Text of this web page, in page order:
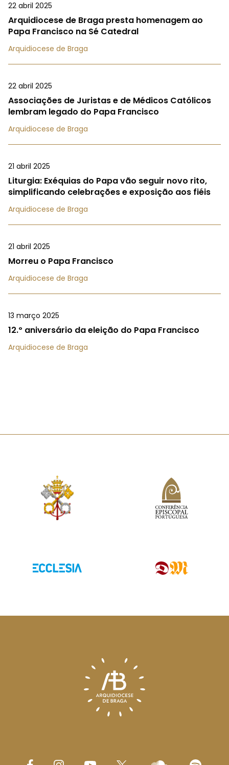
22 abril 2025
Arquidiocese de Braga presta homenagem ao
Papa Francisco na Sé Catedral
Arquidiocese de Braga
22 abril 2025
Associações de Juristas e de Médicos Católicos
lembram legado do Papa Francisco
Arquidiocese de Braga
21 abril 2025
Liturgia: Exéquias do Papa vão seguir novo rito,
simplificando celebrações e exposição aos fiéis
Arquidiocese de Braga
21 abril 2025
Morreu o Papa Francisco
Arquidiocese de Braga
13 março 2025
12.º aniversário da eleição do Papa Francisco
Arquidiocese de Braga